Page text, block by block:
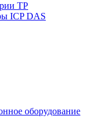
TP
ICP DAS
оборудование